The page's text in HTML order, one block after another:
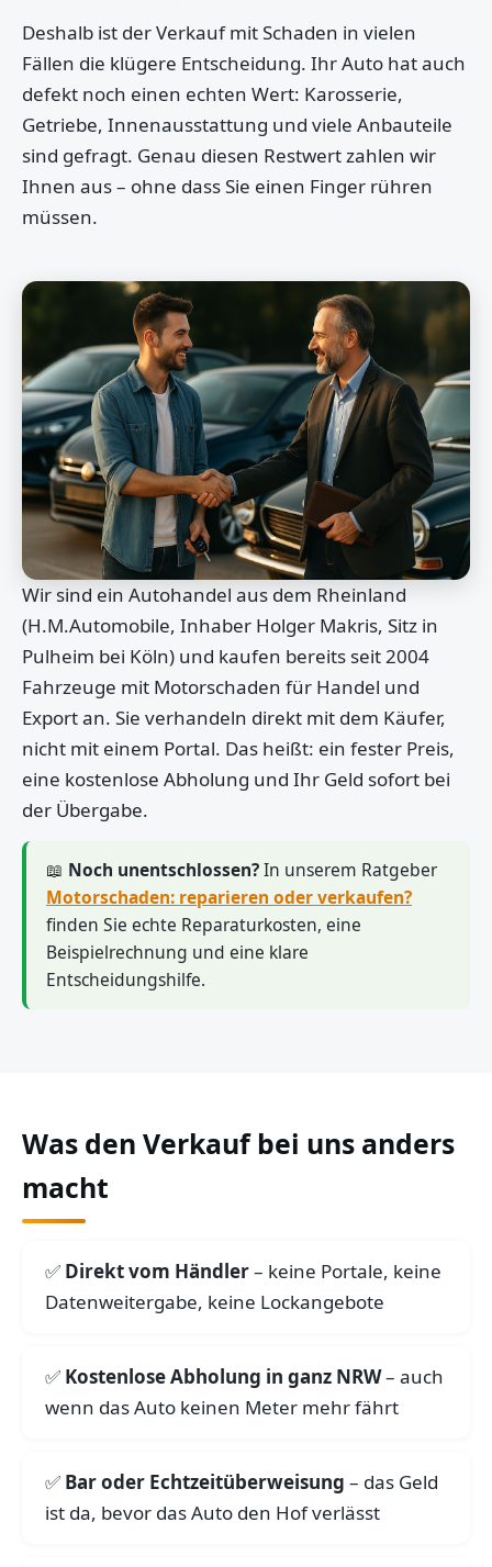
Deshalb ist der Verkauf mit Schaden in vielen
Fällen die klügere Entscheidung. Ihr Auto hat auch
defekt noch einen echten Wert: Karosserie,
Getriebe, Innenausstattung und viele Anbauteile
sind gefragt. Genau diesen Restwert zahlen wir
Ihnen aus – ohne dass Sie einen Finger rühren
müssen.
Wir sind ein Autohandel aus dem Rheinland
(H.M.Automobile, Inhaber Holger Makris, Sitz in
Pulheim bei Köln) und kaufen bereits seit 2004
Fahrzeuge mit Motorschaden für Handel und
Export an. Sie verhandeln direkt mit dem Käufer,
nicht mit einem Portal. Das heißt: ein fester Preis,
eine kostenlose Abholung und Ihr Geld sofort bei
der Übergabe.
📖 Noch unentschlossen?In unserem Ratgeber
Motorschaden: reparieren oder verkaufen?
finden Sie echte Reparaturkosten, eine
Beispielrechnung und eine klare
Entscheidungshilfe.
Was den Verkauf bei uns anders
macht
Direkt vom Händler– keine Portale, keine
Datenweitergabe, keine Lockangebote
Kostenlose Abholung in ganz NRW– auch
wenn das Auto keinen Meter mehr fährt
Bar oder Echtzeitüberweisung – das Geld
ist da, bevor das Auto den Hof verlässt